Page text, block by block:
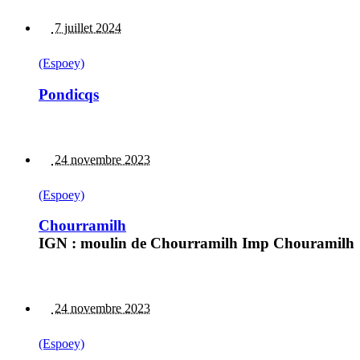
7 juillet 2024
(Espoey)
Pondicqs
24 novembre 2023
(Espoey)
Chourramilh
IGN : moulin de Chourramilh Imp Chouramilh
24 novembre 2023
(Espoey)